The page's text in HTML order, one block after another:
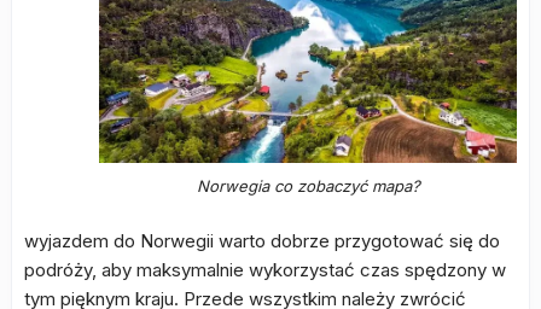
Norwegia co zobaczyć mapa?
wyjazdem do Norwegii warto dobrze przygotować się do
podróży, aby maksymalnie wykorzystać czas spędzony w
tym pięknym kraju. Przede wszystkim należy zwrócić